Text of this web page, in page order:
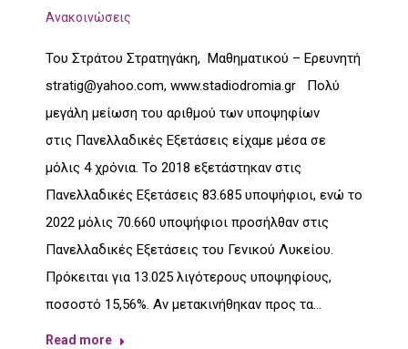
Ανακοινώσεις
Του Στράτου Στρατηγάκη, Μαθηματικού – Ερευνητή
stratig@yahoo.com, www.stadiodromia.gr Πολύ
μεγάλη μείωση του αριθμού των υποψηφίων
στις Πανελλαδικές Εξετάσεις είχαμε μέσα σε
μόλις 4 χρόνια. Το 2018 εξετάστηκαν στις
Πανελλαδικές Εξετάσεις 83.685 υποψήφιοι, ενώ το
2022 μόλις 70.660 υποψήφιοι προσήλθαν στις
Πανελλαδικές Εξετάσεις του Γενικού Λυκείου.
Πρόκειται για 13.025 λιγότερους υποψηφίους,
ποσοστό 15,56%. Αν μετακινήθηκαν προς τα…
Read more